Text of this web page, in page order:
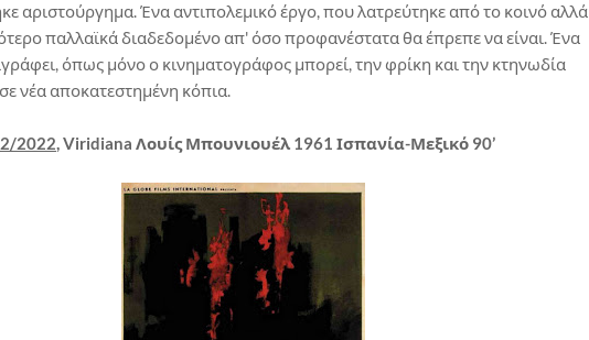
αριστούργημα. Ένα αντιπολεμικό έργο, που λατρεύτηκε από το κοινό αλλά
παλλαϊκά διαδεδομένο απ' όσο προφανέστατα θα έπρεπε να είναι. Ένα
όπως μόνο ο κινηματογράφος μπορεί, την φρίκη και την κτηνωδία
νέα αποκατεστημένη κόπια.
2022, Viridiana Λουίς Μπουνιουέλ 1961 Ισπανία-Μεξικό 90’